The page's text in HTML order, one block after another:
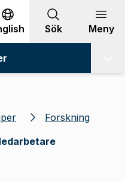
Sök Meny
Forskning